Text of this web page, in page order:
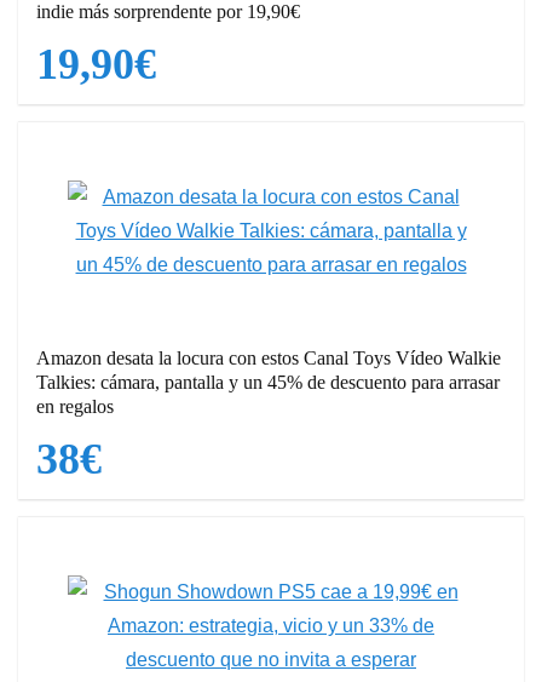
indie más sorprendente por 19,90€
19,90€
Amazon desata la locura con estos Canal Toys Vídeo Walkie
Talkies: cámara, pantalla y un 45% de descuento para arrasar
en regalos
38€